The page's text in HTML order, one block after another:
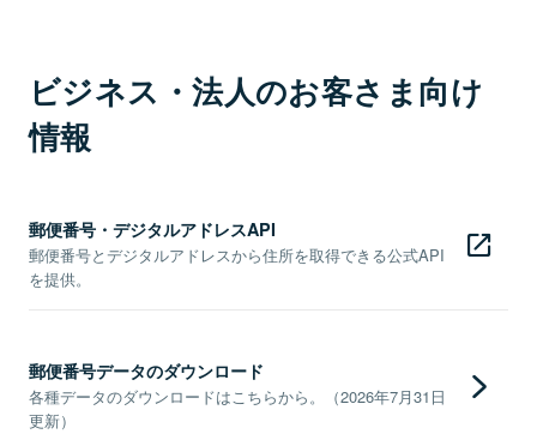
ビジネス・法人のお客さま向け
情報
郵便番号・デジタルアドレスAPI
郵便番号とデジタルアドレスから住所を取得できる公式API
を提供。
郵便番号データのダウンロード
各種データのダウンロードはこちらから。（2026年7月31日
更新）